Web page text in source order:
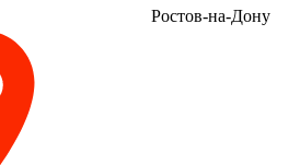
Ростов-на-Дону